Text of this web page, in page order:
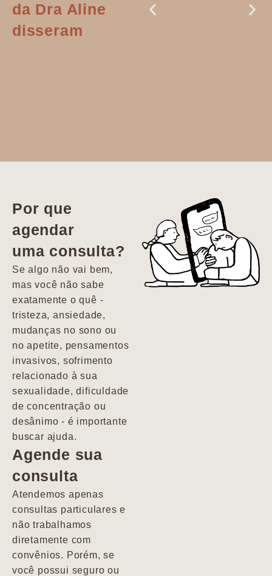
da Dra Aline
disseram
vida. Ela me
encontrou num
estado misto de
depressão e
agitação com
pensamentos
Por que
agendar
uma consulta?
Se algo não vai bem,
mas você não sabe
exatamente o quê -
tristeza, ansiedade,
mudanças no sono ou
no apetite, pensamentos
invasivos, sofrimento
relacionado à sua
sexualidade, dificuldade
de concentração ou
desânimo - é importante
buscar ajuda.
Agende sua
consulta
Atendemos apenas
consultas particulares e
não trabalhamos
diretamente com
convênios. Porém, se
você possui seguro ou